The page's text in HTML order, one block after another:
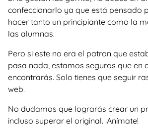
confeccionarlo ya que está pensado
hacer tanto un principiante como la
las alumnas.
Pero si este no era el patron que
pasa nada, estamos seguros que en
encontrarás. Solo tienes que seguir
web.
No dudamos que lograrás crear un
incluso superar el original. ¡Anímate!